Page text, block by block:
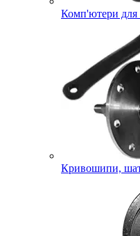
Комп'ютери для
Кривошипи,